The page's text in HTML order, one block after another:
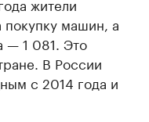
покупку машин, а
— 1 081. Это
В России
с 2014 года и